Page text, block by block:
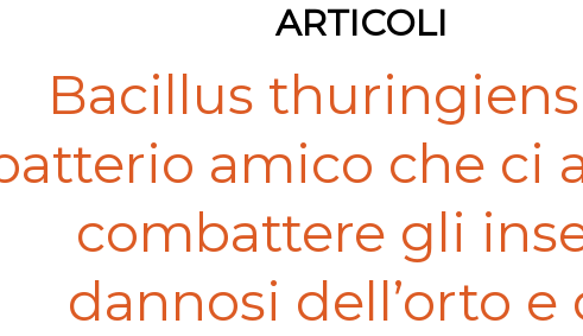
ARTICOLI
Bacillus
amico che ci
combattere gli
dannosi dell’orto e